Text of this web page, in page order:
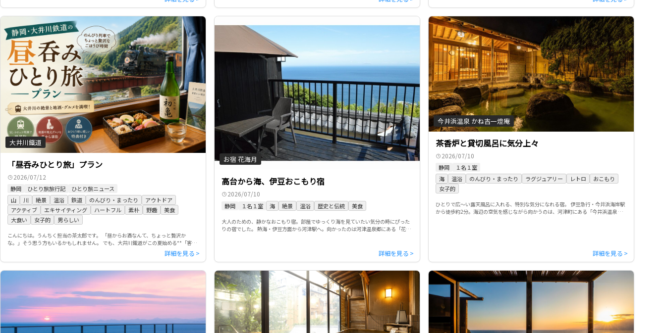
大井川鐵道
「昼呑みひとり旅」プラン
2026/07/12
静岡 ひとり旅旅行記
ひとり旅ニュース
山
川 絶景 温浴 鉄道 のんびり・まったり
アウトドア
アクティブ
エキサイティング ハートフル 素朴 野趣
美食
大食い
女子的 男らしい
こんにちは。うんちく担当の茶太郎です。 「昼からお酒なんて、ちょっと贅沢か
な。」そう思う方もいるかもしれません。 でも、大井川鐵道がこの夏始める**「客車
列車ボックス昼呑みひとり旅」**を見て、僕は「これは大人のひとり旅 […]
お宿 花海月
高台から海、伊豆おこもり宿
2026/07/10
静岡 １名１室 海 絶景 温浴 歴史と伝統 美食
大人のための、静かなおこもり宿。部屋でゆっくり海を見ていたい気分の時にぴった
りの宿でした。 熱海・伊豆方面から河津駅へ。向かったのは河津温泉郷にある「花海
今井浜温泉 かね吉一燈庵
茶香炉と貸切風呂に気分上々
2026/07/10
静岡
１名１室
海
温浴 のんびり・まったり ラグジュアリー レトロ
おこもり
女子的
ひとりで広～い露天風呂に入れる、特別な気分になれる宿。 伊豆急行・今井浜海岸駅
から徒歩約2分。海辺の空気を感じながら向かうのは、河津町にある「今井浜温泉 か